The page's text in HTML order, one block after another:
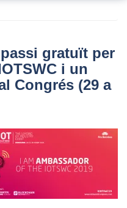
gratuït per
i un
Congrés (29 a